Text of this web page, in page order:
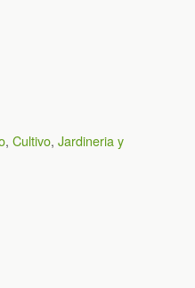
, Cultivo, Jardineria y